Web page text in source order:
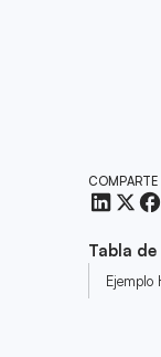
COMPARTE
Tabla
Ejemplo